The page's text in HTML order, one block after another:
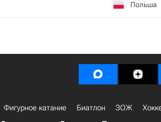
Польша
Фигурное катание Биатлон ЗОЖ